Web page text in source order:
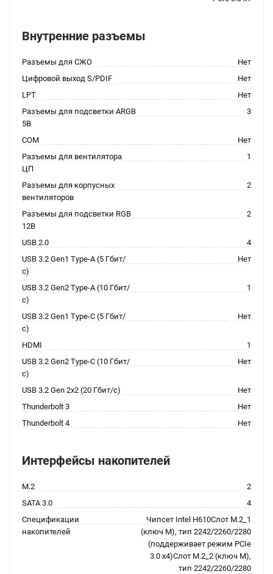
Внутренние разъемы
Разъемы для СЖО
Нет
Цифровой выход S/PDIF
Нет
LPT
Нет
Разъемы для подсветки ARGB
5В
3
COM
Нет
Разъемы для вентилятора
ЦП
1
Разъемы для корпусных
вентиляторов
2
Разъемы для подсветки RGB
12В
2
USB 2.0
4
USB 3.2 Gen1 Type-A (5 Гбит/
с)
Нет
USB 3.2 Gen2 Type-A (10 Гбит/
с)
1
USB 3.2 Gen1 Type-C (5 Гбит/
с)
Нет
HDMI
1
USB 3.2 Gen2 Type-C (10 Гбит/
с)
Нет
USB 3.2 Gen 2x2 (20 Гбит/с)
Нет
Thunderbolt 3
Нет
Thunderbolt 4
Нет
Интерфейсы накопителей
M.2
2
SATA 3.0
4
Спецификации
накопителей
Чипсет Intel H610Слот M.2_1
(ключ M), тип 2242/2260/2280
(поддерживает режим PCIe
3.0 x4)Слот M.2_2 (ключ M),
тип 2242/2260/2280